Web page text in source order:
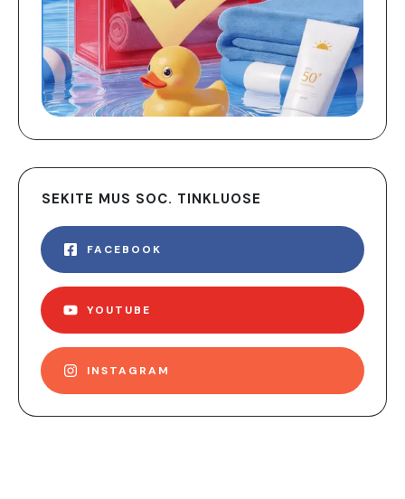
SEKITE MUS SOC. TINKLUOSE
FACEBOOK
YOUTUBE
INSTAGRAM